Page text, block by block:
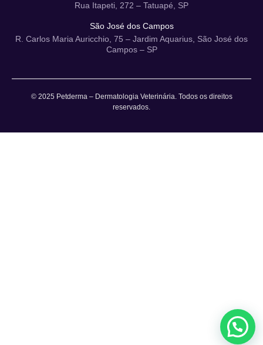
Rua Itapeti, 272 – Tatuapé, SP
São José dos Campos
R. Carlos Maria Auricchio, 75 – Jardim Aquarius, São José dos
Campos – SP
© 2025 Petderma – Dermatologia Veterinária. Todos os direitos
reservados.